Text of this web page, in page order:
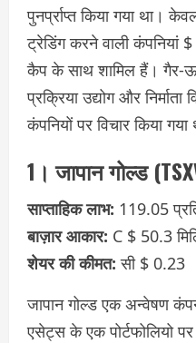
पुनर्प्राप्त किया गया था।
ट्रेडिंग करने वाली कंपनियां
कैप के साथ शामिल हैं। गैर-
प्रक्रिया उद्योग और निर्माता
कंपनियों पर विचार किया गया
1। जापान गोल्ड
साप्ताहिक लाभ: 119.05
बाज़ार आकार: C $ 50.3
शेयर की कीमत:सी $ 0.23
जापान गोल्ड एक अन्वेषण
एसेट्स के एक पोर्टफोलियो